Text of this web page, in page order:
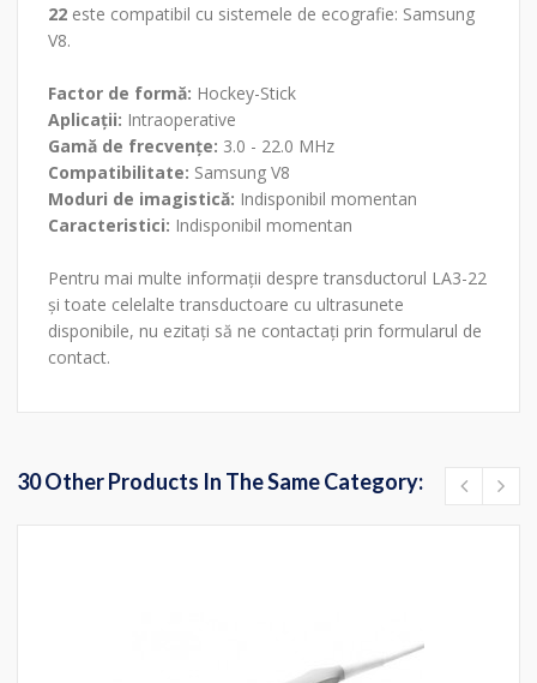
22 este compatibil cu sistemele de ecografie: Samsung
V8.
Factor de formă: Hockey-Stick
Aplicații: Intraoperative
Gamă de frecvențe: 3.0 - 22.0 MHz
Compatibilitate: Samsung V8
Moduri de imagistică: Indisponibil momentan
Caracteristici: Indisponibil momentan
Pentru mai multe informații despre transductorul LA3-22
și toate celelalte transductoare cu ultrasunete
disponibile, nu ezitați să ne contactați prin formularul de
contact.
30 Other Products In The Same Category: